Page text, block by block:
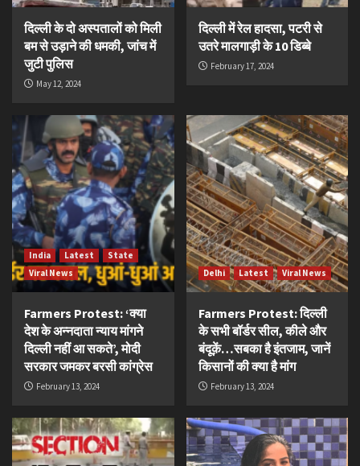
दिल्ली के दो अस्पतालों को मिली
बम से उड़ाने की धमकी, जांच में
जुटी पुलिस
May 12, 2024
दिल्ली में रेल हादसा, पटरी से
उतरे मालगाड़ी के 10 डिब्बे
February 17, 2024
India Latest
State
Viral News
Farmers Protest: ‘क्या
देश के अन्नदाता न्याय मांगने
दिल्ली नहीं आ सकते’, मोदी
सरकार जमकर बरसी कांग्रेस
February 13, 2024
Delhi Latest Viral News
Farmers Protest: दिल्ली
के सभी बॉर्डर सील, कीले और
बंदूक़ें…सबका है इंतजाम, जानें
किसानों की क्या है मांग
February 13, 2024